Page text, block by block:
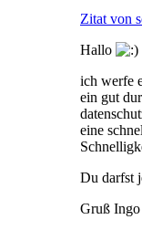
Zitat von
Hallo
ich werfe
ein gut
eine
Du darfst
Gruß Ingo